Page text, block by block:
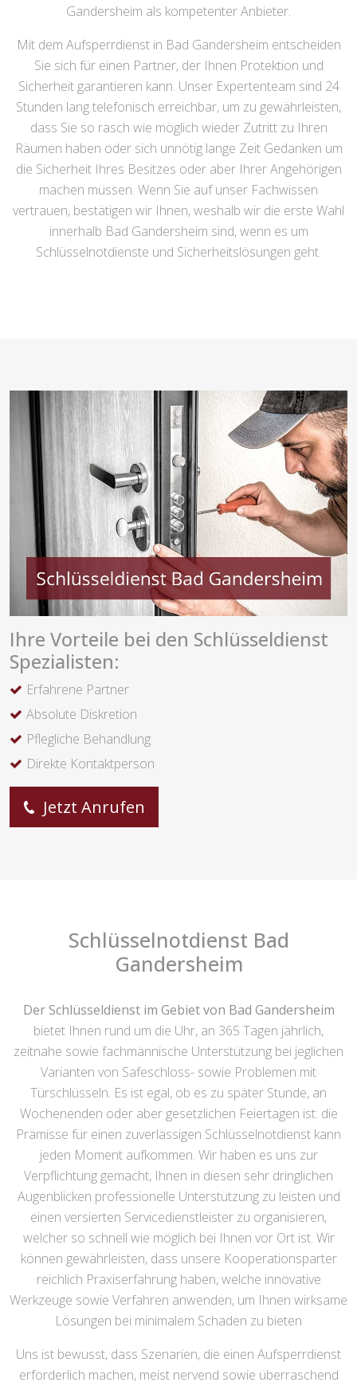
Gandersheim als kompetenter Anbieter.
Mit dem Aufsperrdienst in Bad Gandersheim entscheiden
Sie sich für einen Partner, der Ihnen Protektion und
Sicherheit garantieren kann. Unser Expertenteam sind 24
Stunden lang telefonisch erreichbar, um zu gewährleisten,
dass Sie so rasch wie möglich wieder Zutritt zu Ihren
Räumen haben oder sich unnötig lange Zeit Gedanken um
die Sicherheit Ihres Besitzes oder aber Ihrer Angehörigen
machen müssen. Wenn Sie auf unser Fachwissen
vertrauen, bestätigen wir Ihnen, weshalb wir die erste Wahl
innerhalb Bad Gandersheim sind, wenn es um
Schlüsselnotdienste und Sicherheitslösungen geht.
Ihre Vorteile bei den Schlüsseldienst
Spezialisten:
Erfahrene Partner
Absolute Diskretion
Pflegliche Behandlung
Direkte Kontaktperson
Jetzt Anrufen
Schlüsselnotdienst Bad
Gandersheim
Der Schlüsseldienst im Gebiet von Bad Gandersheim
bietet Ihnen rund um die Uhr, an 365 Tagen jährlich,
zeitnahe sowie fachmännische Unterstützung bei jeglichen
Varianten von Safeschloss- sowie Problemen mit
Türschlüsseln. Es ist egal, ob es zu später Stunde, an
Wochenenden oder aber gesetzlichen Feiertagen ist: die
Prämisse für einen zuverlässigen Schlüsselnotdienst kann
jeden Moment aufkommen. Wir haben es uns zur
Verpflichtung gemacht, Ihnen in diesen sehr dringlichen
Augenblicken professionelle Unterstützung zu leisten und
einen versierten Servicedienstleister zu organisieren,
welcher so schnell wie möglich bei Ihnen vor Ort ist. Wir
können gewährleisten, dass unsere Kooperationsparter
reichlich Praxiserfahrung haben, welche innovative
Werkzeuge sowie Verfahren anwenden, um Ihnen wirksame
Lösungen bei minimalem Schaden zu bieten
Uns ist bewusst, dass Szenarien, die einen Aufsperrdienst
erforderlich machen, meist nervend sowie überraschend